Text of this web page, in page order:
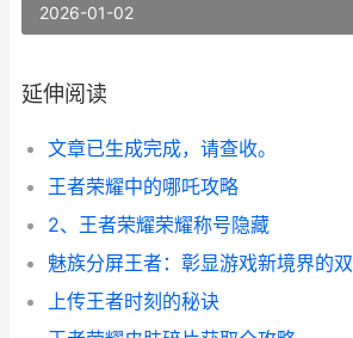
2026-01-02
延伸阅读
文章已生成完成，请查收。
王者荣耀中的哪吒攻略
2、王者荣耀荣耀称号隐藏
魅族分屏王者：彰显游戏新境界的
上传王者时刻的秘诀